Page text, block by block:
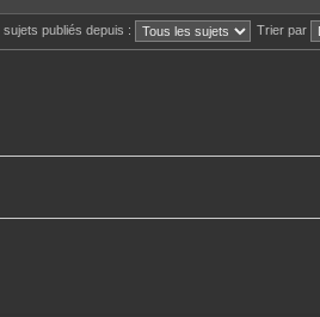
publiés depuis : Trier par